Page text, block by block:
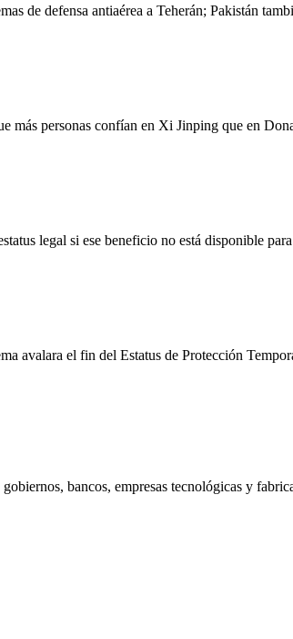
de defensa antiaérea a Teherán; Pakistán
más personas confían en Xi Jinping que en
legal si ese beneficio no está disponible
avalara el fin del Estatus de Protección
bancos, empresas tecnológicas y